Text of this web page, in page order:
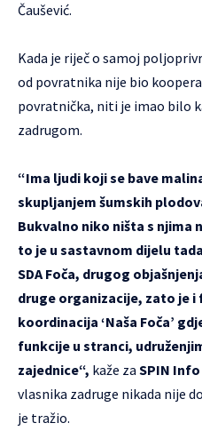
Čaušević.
Kada je riječ o samoj
od povratnika nije bio
povratnička, niti je imao bilo
zadrugom.
“Ima ljudi koji se bave
skupljanjem šumskih
Bukvalno niko ništa s njima
to je u sastavnom dijelu
SDA Foča, drugog
druge organizacije, zato je
koordinacija ‘Naša Foča’
funkcije u stranci,
zajednice“, kaže za SPIN Info
vlasnika zadruge nikada nije
je tražio.